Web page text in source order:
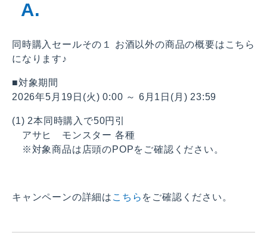
同時購入セールその１ お酒以外の商品の概要はこちら
になります♪
■対象期間
2026年5月19日(火) 0:00 ～ 6月1日(月) 23:59
(1) 2本同時購入で50円引
アサヒ モンスター 各種
※対象商品は店頭のPOPをご確認ください。
キャンペーンの詳細は こちら をご確認ください。